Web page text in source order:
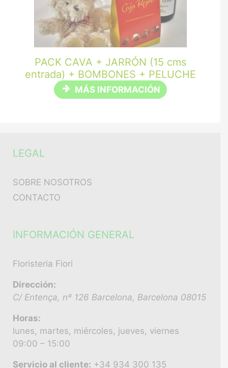
PACK CAVA + JARRÓN (15 cms
entrada) + BOMBONES + PELUCHE
MÁS INFORMACIÓN
LEGAL
SOBRE NOSOTROS
CONTACTO
INFORMACIÓN GENERAL
Floristeria Fiori
Dirección:
C/ Entença, nº 126 Barcelona, Barcelona 08015
Horas:
lunes, martes, miércoles, jueves, viernes
09:00 – 15:00
Servicio al cliente: +34 934 300 135